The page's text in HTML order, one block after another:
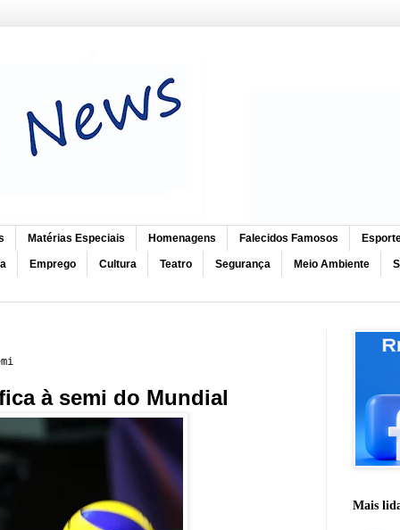
Matérias Especiais Homenagens Falecidos Famosos
Emprego Cultura Teatro Segurança Meio Ambiente
à semi do Mundial
Mais